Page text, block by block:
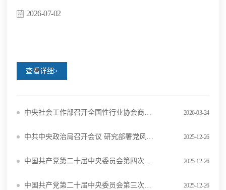
2026-07-02
查看详细>
中央社会工作部召开全国性行业协会商会全面从严治党暨警示教育会议 2026-03-24
中共中央政治局召开会议 研究部署党风廉政建设和反腐败工作 中共中央总书记习近平主持会议 2025-12-26
中国共产党第二十届中央委员会第四次全体会议公报 2025-12-26
中国共产党第二十届中央委员会第三次全体会议公报 2025-12-26